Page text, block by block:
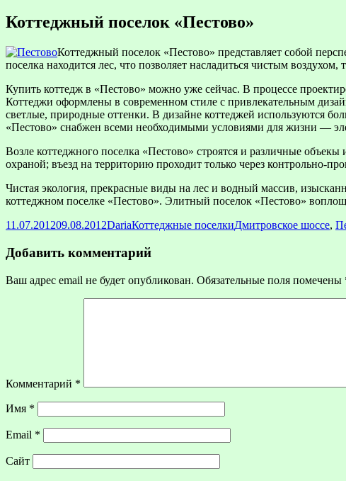
Коттеджный поселок «Пестово»
Коттеджный поселок «Пестово» представляет собой
поселка находится лес, что позволяет насладиться чистым
Купить коттедж в «Пестово» можно уже сейчас. В процессе
Коттеджи оформлены в современном стиле с привлекательным
светлые, природные оттенки. В дизайне коттеджей используются
«Пестово» снабжен всеми необходимыми условиями для жизни —
Возле коттеджного поселка «Пестово» строятся и различные
охраной; въезд на территорию проходит только через контрольно-
Чистая экология, прекрасные виды на лес и водный массив,
коттеджном поселке «Пестово». Элитный поселок «Пестово»
Опубликовано
11.07.201209.08.2012Автор
DariaРубрики
Коттеджные поселкиМетки
Дмитровское шоссе,
Добавить комментарий
Ваш адрес email не будет опубликован. Обязательные поля помечены
Комментарий *
Имя *
Email *
Сайт